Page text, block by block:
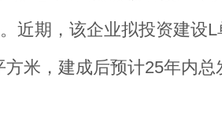
近期，该企业拟投资建设L
米，建成后预计25年内